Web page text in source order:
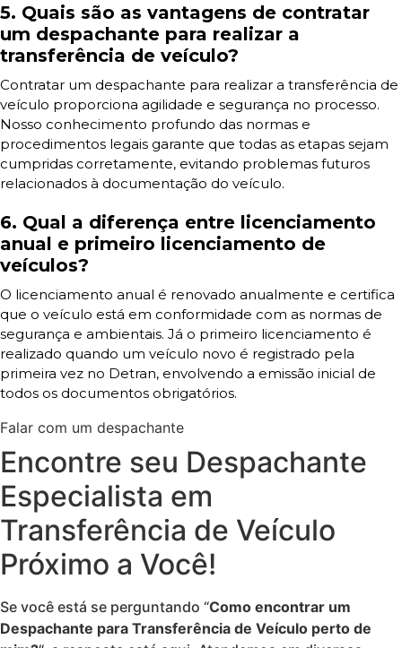
5. Quais são as vantagens de contratar
um despachante para realizar a
transferência de veículo?
Contratar um despachante para realizar a transferência de
veículo proporciona agilidade e segurança no processo.
Nosso conhecimento profundo das normas e
procedimentos legais garante que todas as etapas sejam
cumpridas corretamente, evitando problemas futuros
relacionados à documentação do veículo.
6. Qual a diferença entre licenciamento
anual e primeiro licenciamento de
veículos?
O licenciamento anual é renovado anualmente e certifica
que o veículo está em conformidade com as normas de
segurança e ambientais. Já o primeiro licenciamento é
realizado quando um veículo novo é registrado pela
primeira vez no Detran, envolvendo a emissão inicial de
todos os documentos obrigatórios.
Falar com um despachante
Encontre seu Despachante
Especialista em
Transferência de Veículo
Próximo a Você!
Se você está se perguntando “Como encontrar um
Despachante para Transferência de Veículo perto de